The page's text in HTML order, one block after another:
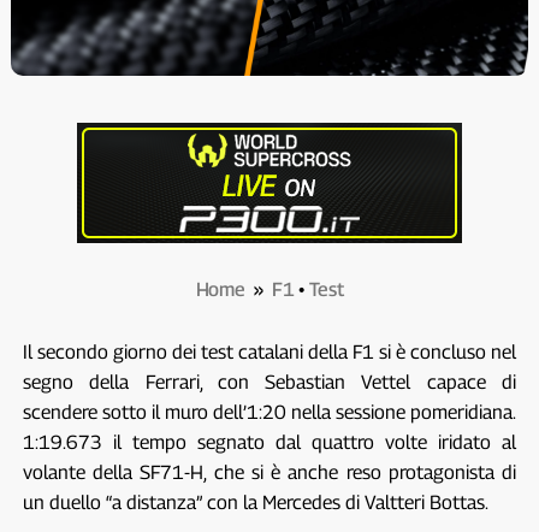
Home » F1• Test
Il secondo giorno dei test catalani della F1 si è concluso nel
segno della Ferrari, con Sebastian Vettel capace di
scendere sotto il muro dell’1:20 nella sessione pomeridiana.
1:19.673 il tempo segnato dal quattro volte iridato al
volante della SF71-H, che si è anche reso protagonista di
un duello “a distanza” con la Mercedes di Valtteri Bottas.